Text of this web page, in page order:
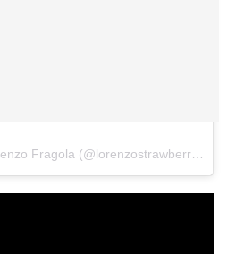
Un video pubblicato da Lorenzo Fragola (@lorenzostrawberry) in data: